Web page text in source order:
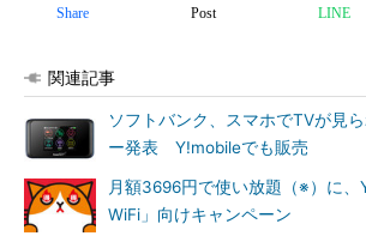
Share Post LINE
関連記事
ソフトバンク、スマホでTVが見
ー発表 Y!mobileでも販売
月額3696円で使い放題（※）に
WiFi」向けキャンペーン